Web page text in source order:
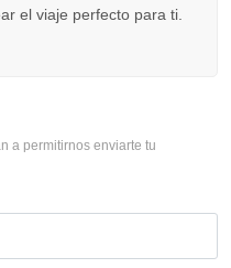
el viaje perfecto para ti.
a permitirnos enviarte tu